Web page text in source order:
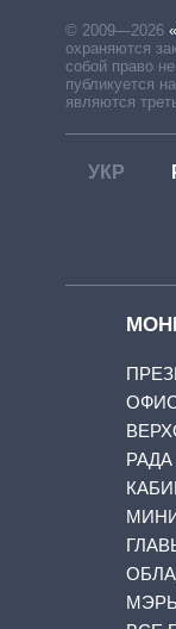
© 2009—2026
охраняются
собой право
публикуется
являются
УКР
РАДА